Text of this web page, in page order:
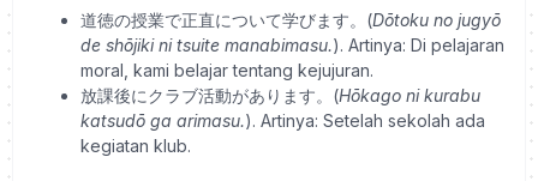
道徳の授業で正直について学びます。(Dōtoku no jugyō
de shōjiki ni tsuite manabimasu.). Artinya: Di pelajaran
moral, kami belajar tentang kejujuran.
放課後にクラブ活動があります。(Hōkago ni kurabu
katsudō ga arimasu.). Artinya: Setelah sekolah ada
kegiatan klub.